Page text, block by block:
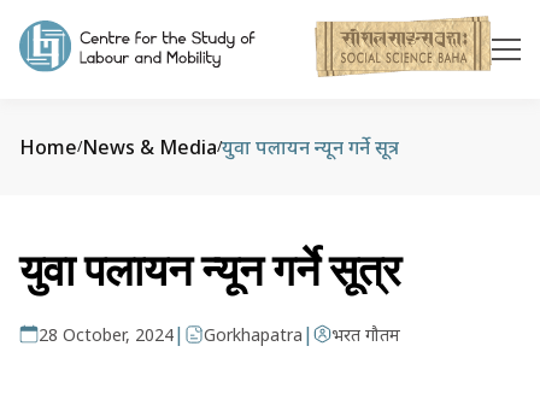
Home/News & Media/युवा पलायन न्यून गर्ने सूत्र
युवा पलायन न्यून गर्ने सूत्र
28 October, 2024| Gorkhapatra | भरत गौतम